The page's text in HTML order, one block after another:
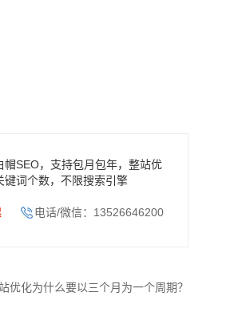
帽SEO，支持包月包年，整站优
键词个数，不限搜索引擎
电话/微信：13526646200
优化为什么要以三个月为一个周期？